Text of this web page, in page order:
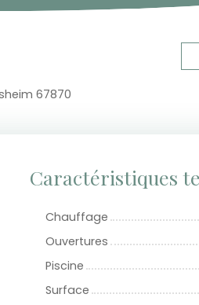
67870
Caractéristiques
Chauffage
Ouvertures
Piscine
Surface